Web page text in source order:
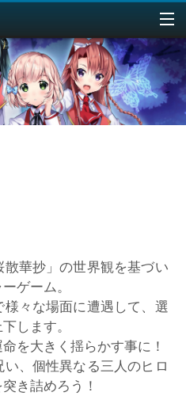
散華抄」の世界観を基づい
ゲーム。
々な場面に遭遇して、選
します。
を大きく揺らかす事に！
、個性異なる三人のヒロ
き詰めろう！